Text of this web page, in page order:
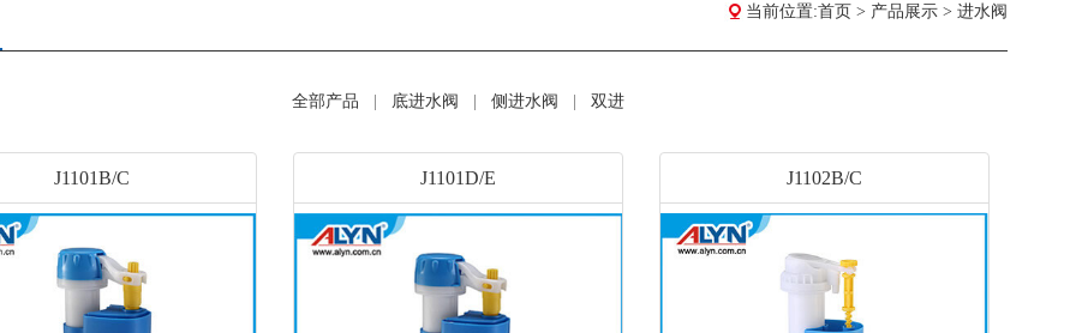
当前位置:首页 > 产品展示 > 进水阀
全部产品 底进水阀 侧进水阀 双进
J1101B/C J1101D/E J1102B/C